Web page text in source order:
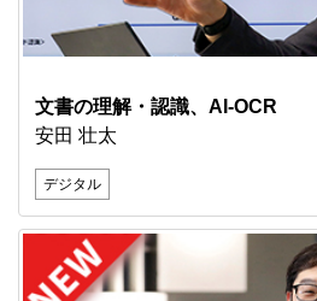
文書の理解・認識、AI-OCR
安田 壮太
デジタル